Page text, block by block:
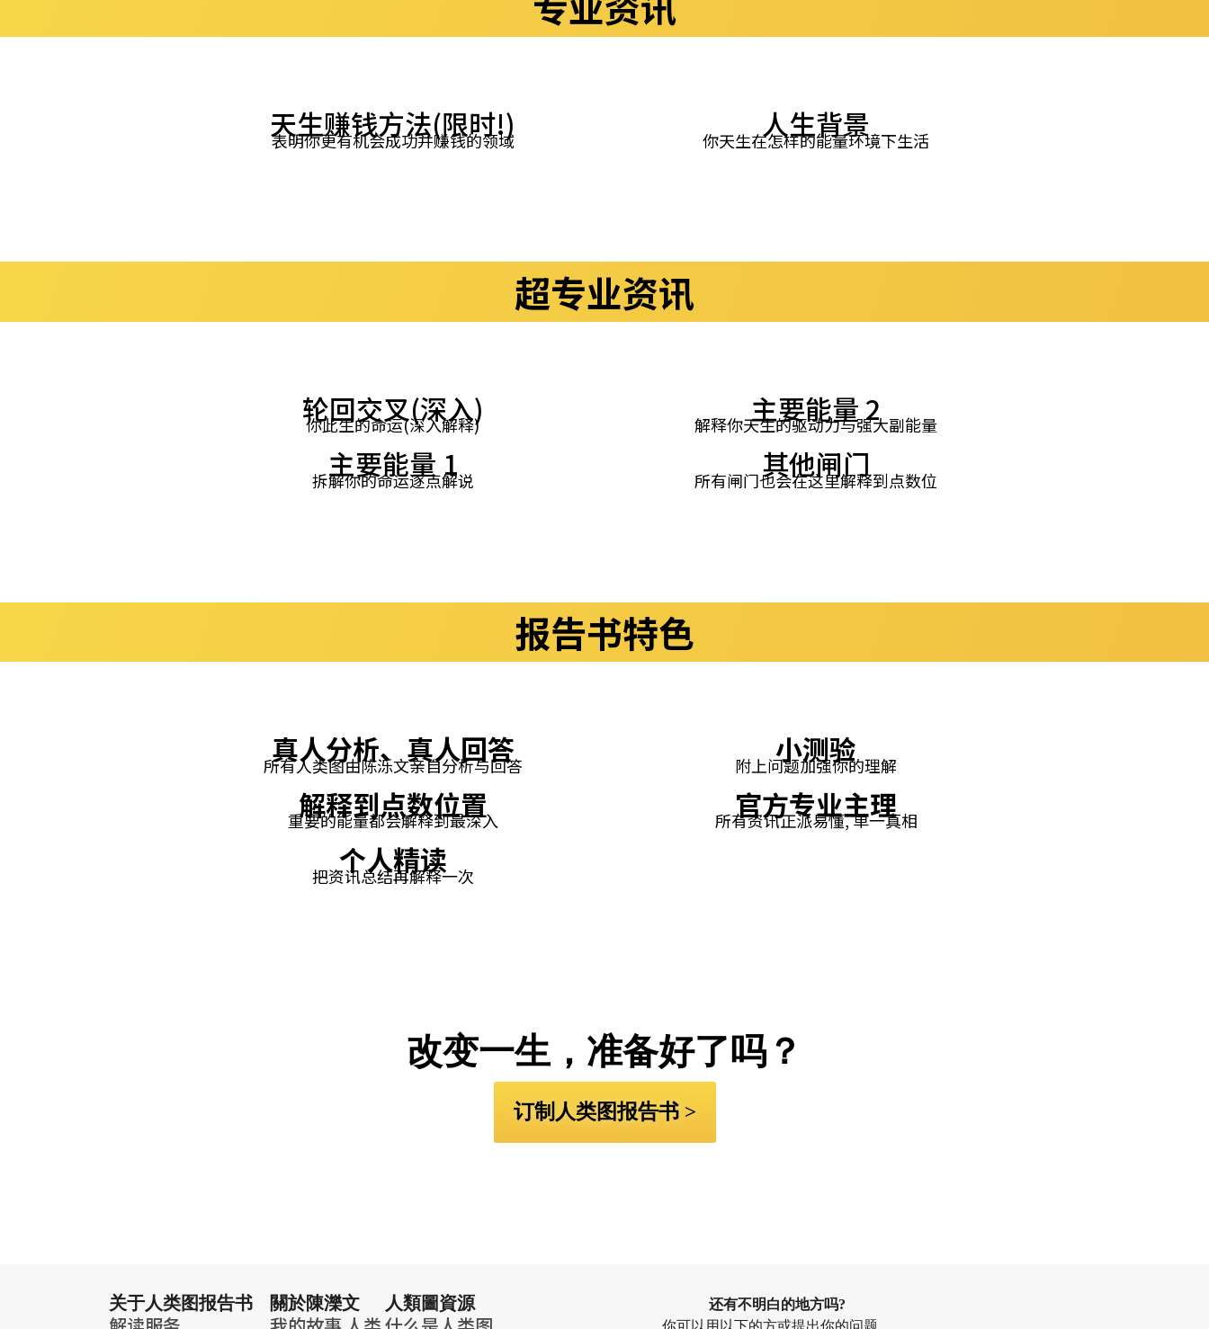
天生赚钱方法(限时!)
表明你更有机会成功并赚钱的领域 人生背景
你天生在怎样的能量环境下生活
超专业资讯
轮回交叉(深入)
你此生的命运(深入解释)
主要能量 1
拆解你的命运逐点解说
主要能量 2
解释你天生的驱动力与强大副能量
其他闸门
所有闸门也会在这里解释到点数位
报告书特色
真人分析、真人回答
所有人类图由陈泺文亲自分析与回答
解释到点数位置
重要的能量都会解释到最深入
个人精读
把资讯总结再解释一次
小测验
附上问题加强你的理解
官方专业主理
所有资讯正派易懂, 单一真相
改变一生，准备好了吗？
订制人类图报告书 >
关于人类图报告书 關於陳濼文 人類圖資源
还有不明白的地方吗?
你可以用以下的方或提出你的问题。